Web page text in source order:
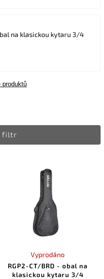
na klasickou kytaru 3/4
produktů
filtr
RGP2-CT/BRD - obal na
klasickou kytaru 3/4
Vyprodáno